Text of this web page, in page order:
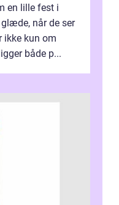
en lille fest i
når de ser
ikke kun om
både p...